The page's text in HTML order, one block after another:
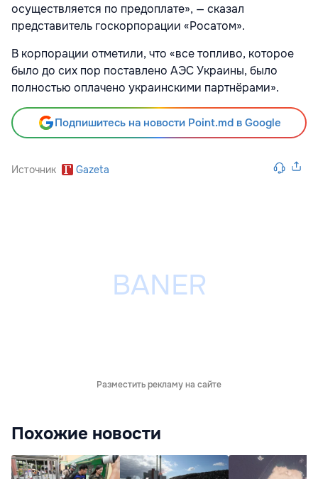
осуществляется по предоплате», — сказал
представитель госкорпорации «Росатом».
В корпорации отметили, что «все топливо, которое
было до сих пор поставлено АЭС Украины, было
полностью оплачено украинскими партнёрами».
Подпишитесь на новости Point.md в Google
Источник Gazeta
Разместить рекламу на сайте
Похожие новости